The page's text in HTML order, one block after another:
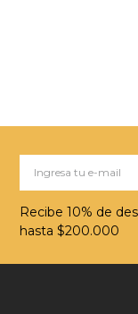
Recibe 10% de
hasta $200.000